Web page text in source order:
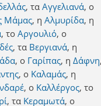
, τα Αγγελιανά, ο
Μάμας, η Αλμυρίδα, η
, το Αργουλιό, ο
, τα Βεργιανά, η
, ο Γαρίπας, η Δάφνη
, ο Καλαμάς, η
, ο Καλλέργος, το
, τα Κεραμωτά, ο